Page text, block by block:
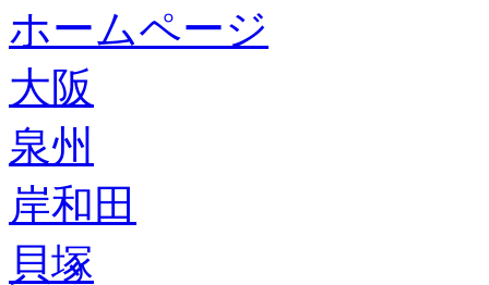
ホームページ
大阪
泉州
岸和田
貝塚